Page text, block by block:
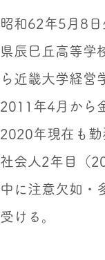
昭和62年5月8
県辰巳丘高等学
ら近畿大学経営
2011年4月から
2020年現在も勤
社会人2年目（
中に注意欠如・
受ける。